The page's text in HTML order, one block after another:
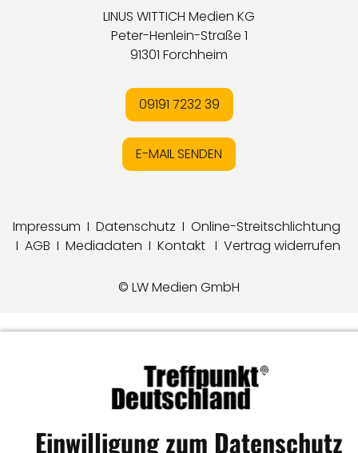
LINUS WITTICH Medien KG
Peter-Henlein-Straße 1
91301 Forchheim
09191 7232 39
E-MAIL SENDEN
Impressum I Datenschutz I Online-Streitschlichtung
I AGB I Mediadaten I Kontakt I Vertrag widerrufen
© LW Medien GmbH
Einwilligung zum Datenschutz